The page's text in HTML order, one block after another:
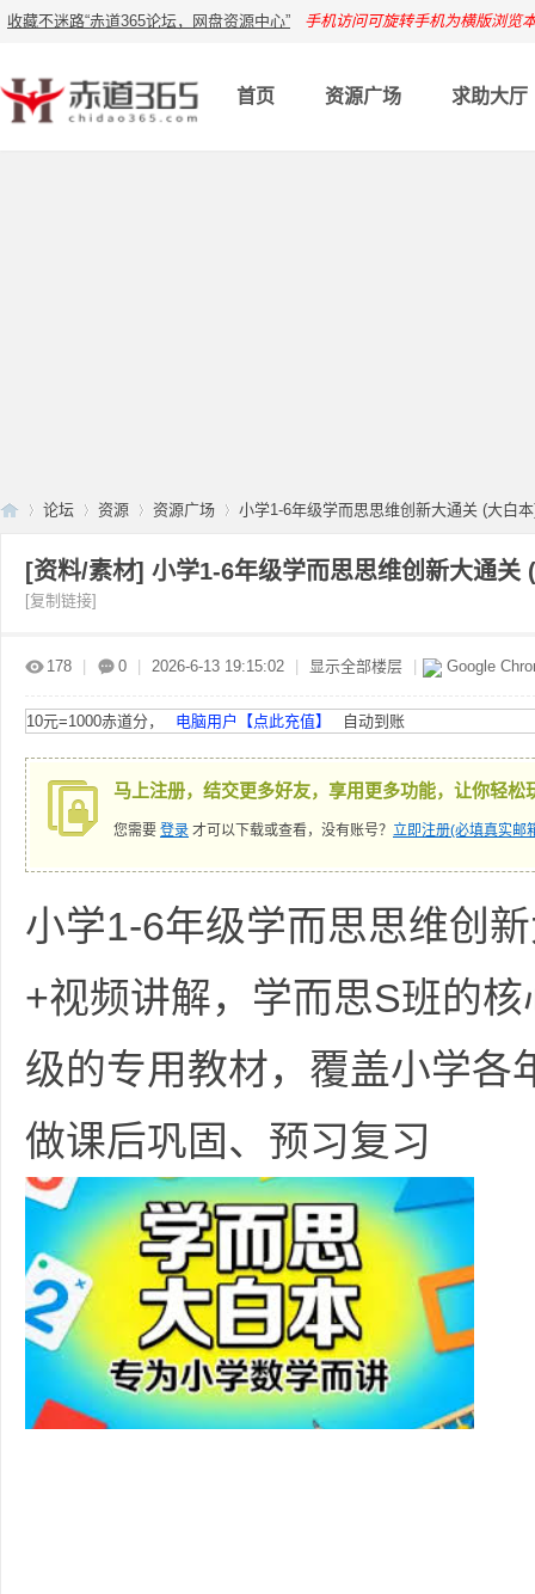
收藏不迷路“赤道365论坛，网盘资源中心” 手机访问可旋转手机为横版浏览
首页 资源广场 求助大厅
»
论坛
›
资源 资源广场 小学1-6年级学而思思维创新大通关 (大白
[资料/素材] 小学1-6年级学而思思维创新大通
[复制链接]
178 0 2026-6-13 19:15:02 显示全部楼层 Google
10元=1000赤道分， 电脑用户【点此充值】 自动到账
马上注册，结交更多好友，享用更多功能，让你轻松
您需要 登录 才可以下载或查看，没有账号？ 立即注册(必填真实邮
小学1-6年级学而思思维创
+视频讲解，学而思S班的
级的专用教材，覆盖小学各
做课后巩固、预习复习